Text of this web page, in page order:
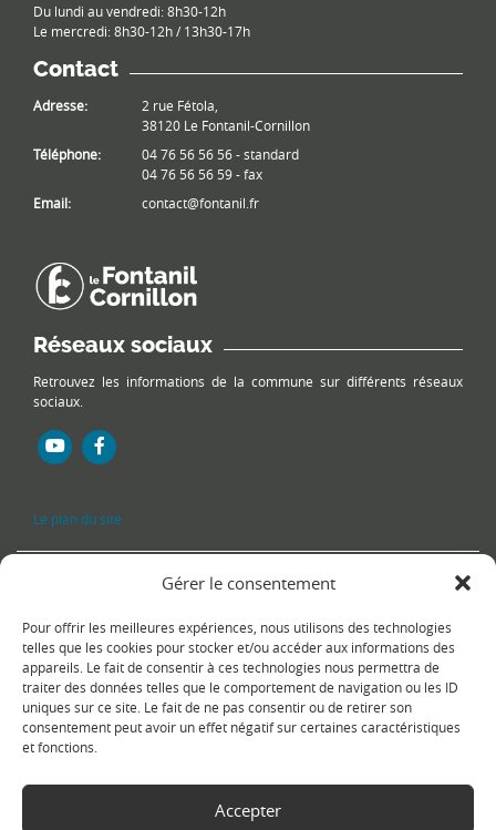
Gérer le consentement
Pour offrir les meilleures expériences, nous utilisons des technologies
telles que les cookies pour stocker et/ou accéder aux informations des
appareils. Le fait de consentir à ces technologies nous permettra de
traiter des données telles que le comportement de navigation ou les ID
uniques sur ce site. Le fait de ne pas consentir ou de retirer son
consentement peut avoir un effet négatif sur certaines caractéristiques
et fonctions.
Accepter
Du lundi au vendredi: 8h30-12h
Le mercredi: 8h30-12h / 13h30-17h
Contact
Adresse:
2 rue Fétola,
38120 Le Fontanil-Cornillon
Téléphone:
04 76 56 56 56 - standard
04 76 56 56 59 - fax
Email:
contact@fontanil.fr
Réseaux sociaux
Retrouvez les informations de la commune sur différents réseaux
sociaux.
Le plan du site
Copyright ⒸLe Fontanil-Cornillon-Mentions légales-Politique de
confidentialité- Réalisation :Sukellos - Agence web WordPress -